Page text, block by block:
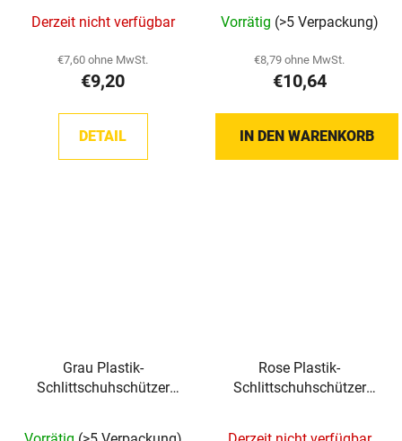
Derzeit nicht verfügbar
€7,60 ohne MwSt.
€9,20
DETAIL
Vorrätig (>5 Verpackung)
€8,79 ohne MwSt.
€10,64
IN DEN WARENKORB
Grau Plastik-
Schlittschuhschützer
Rose Plastik-
Schlittschuhschützer